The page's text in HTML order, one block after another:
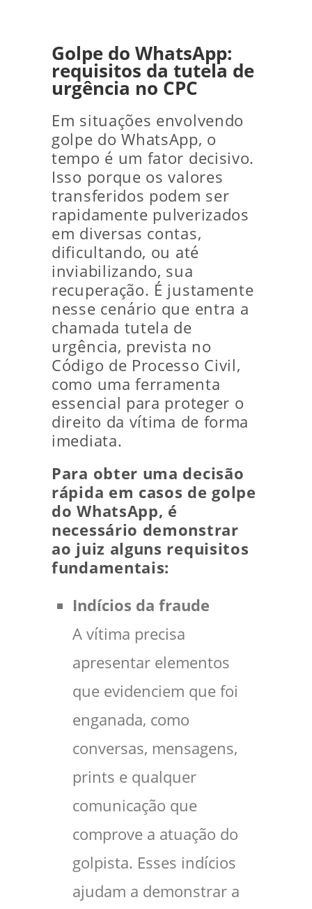
Golpe do WhatsApp:
requisitos da tutela de
urgência no CPC
Em situações envolvendo
golpe do WhatsApp, o
tempo é um fator decisivo.
Isso porque os valores
transferidos podem ser
rapidamente pulverizados
em diversas contas,
dificultando, ou até
inviabilizando, sua
recuperação. É justamente
nesse cenário que entra a
chamada tutela de
urgência, prevista no
Código de Processo Civil,
como uma ferramenta
essencial para proteger o
direito da vítima de forma
imediata.
Para obter uma decisão
rápida em casos de golpe
do WhatsApp, é
necessário demonstrar
ao juiz alguns requisitos
fundamentais:
Indícios da fraude
A vítima precisa
apresentar elementos
que evidenciem que foi
enganada, como
conversas, mensagens,
prints e qualquer
comunicação que
comprove a atuação do
golpista. Esses indícios
ajudam a demonstrar a